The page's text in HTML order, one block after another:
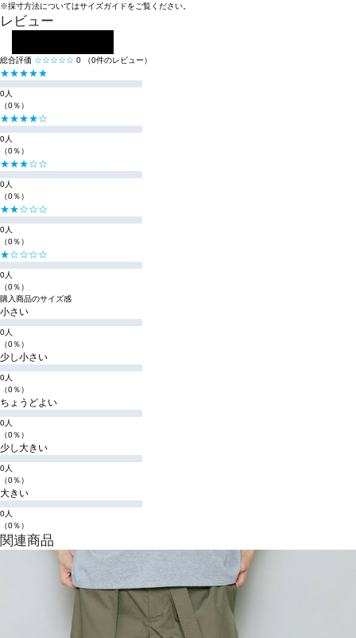
※採寸方法についてはサイズガイドをご覧ください。
レビュー
総合評価 ☆☆☆☆☆ 0 （0件のレビュー）
★★★★★
0人
（0％）
★★★★☆
0人
（0％）
★★★☆☆
0人
（0％）
★★☆☆☆
0人
（0％）
★☆☆☆☆
0人
（0％）
購入商品のサイズ感
小さい
0人
（0％）
少し小さい
0人
（0％）
ちょうどよい
0人
（0％）
少し大きい
0人
（0％）
大きい
0人
（0％）
関連商品